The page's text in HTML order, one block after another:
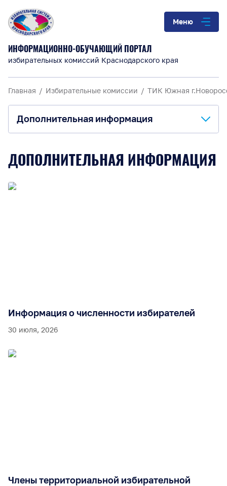
Меню
ИНФОРМАЦИОННО-ОБУЧАЮЩИЙ ПОРТАЛ
избирательных комиссий Краснодарского края
Главная Избирательные комиссии ТИК Южная
Дополнительная информация
ДОПОЛНИТЕЛЬНАЯ ИНФОРМАЦИЯ
Информация о численности избирателей
30 июля, 2026
Члены территориальной избирательной